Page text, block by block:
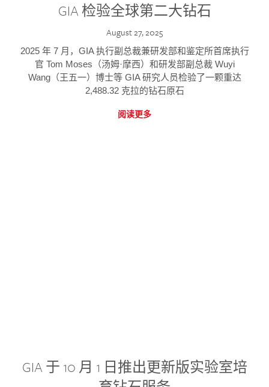
GIA 检验全球第二大钻石
August 27, 2025
2025 年 7 月，GIA 执行副总裁兼研发部和鉴定所首席执行
官 Tom Moses（汤姆·摩西）和研发部副总裁 Wuyi
Wang（王五一）博士等 GIA 研究人员检验了一颗重达
2,488.32 克拉的钻石原石
阅读更多
GIA 于 10 月 1 日推出更新版实验室培